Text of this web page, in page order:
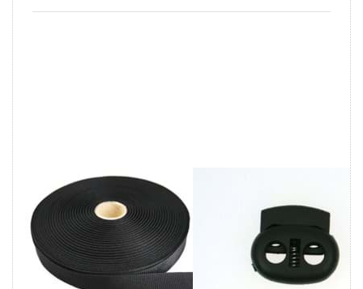
50m Rolle
Ripsband /
Einfassband aus
Polyester -
20mm breit -
2-Loch - bis
4mm - schwarz -
20mm breit - 10